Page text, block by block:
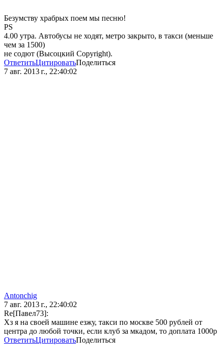
Безумству храбрых поем мы песню!
PS
4.00 утра. Автобусы не ходят, метро закрыто, в такси (меньше
чем за 1500)
не содют (Высоцкий Copyright).
ОтветитьЦитироватьПоделиться
7 авг. 2013 г., 22:40:02
Antonchig
7 авг. 2013 г., 22:40:02
Re[Павел73]:
Хз я на своей машине езжу, такси по москве 500 рублей от
центра до любой точки, если клуб за мкадом, то доплата 1000р
ОтветитьЦитироватьПоделиться